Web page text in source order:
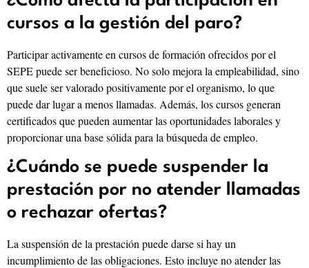
cursos a la gestión del paro?
Participar activamente en cursos de formación ofrecidos por el
SEPE puede ser beneficioso. No solo mejora la empleabilidad, sino
que suele ser valorado positivamente por el organismo, lo que
puede dar lugar a menos llamadas. Además, los cursos generan
certificados que pueden aumentar las oportunidades laborales y
proporcionar una base sólida para la búsqueda de empleo.
¿Cuándo se puede suspender la
prestación por no atender llamadas
o rechazar ofertas?
La suspensión de la prestación puede darse si hay un
incumplimiento de las obligaciones. Esto incluye no atender las